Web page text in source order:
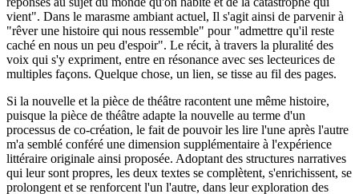
vient". Dans le marasme ambiant actuel, Il s'agit ainsi de parvenir à
"rêver une histoire qui nous ressemble" pour "admettre qu'il reste
caché en nous un peu d'espoir". Le récit, à travers la pluralité des
voix qui s'y expriment, entre en résonance avec ses lecteurices de
multiples façons. Quelque chose, un lien, se tisse au fil des pages.
Si la nouvelle et la pièce de théâtre racontent une même histoire,
puisque la pièce de théâtre adapte la nouvelle au terme d'un
processus de co-création, le fait de pouvoir les lire l'une après l'autre
m'a semblé conféré une dimension supplémentaire à l'expérience
littéraire originale ainsi proposée. Adoptant des structures narratives
qui leur sont propres, les deux textes se complètent, s'enrichissent, se
prolongent et se renforcent l'un l'autre, dans leur exploration des